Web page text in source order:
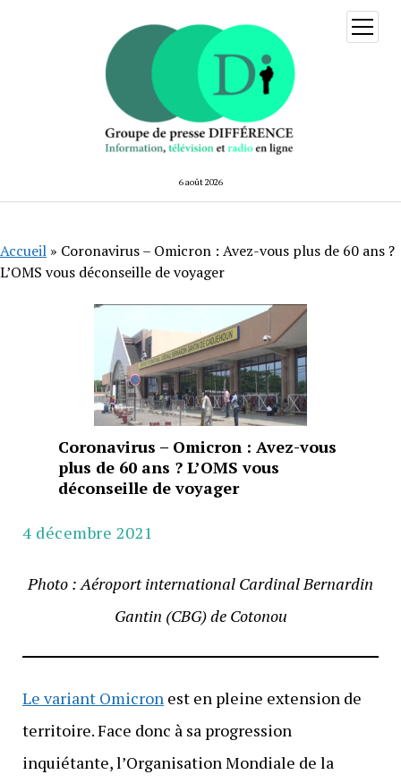
6 août 2026
ouvrir
menu
Accueil » Coronavirus – Omicron : Avez-vous plus de 60 ans ?
L’OMS vous déconseille de voyager
Coronavirus – Omicron : Avez-vous
plus de 60 ans ? L’OMS vous
déconseille de voyager
4 décembre 2021
Photo : Aéroport international Cardinal Bernardin
Gantin (CBG) de Cotonou
Le variant Omicronest en pleine extension de
territoire. Face donc à sa progression
inquiétante, l’Organisation Mondiale de la